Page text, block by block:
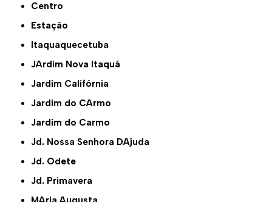
Centro
Estação
Itaquaquecetuba
JArdim Nova Itaquá
Jardim Califórnia
Jardim do CArmo
Jardim do Carmo
Jd. Nossa Senhora DAjuda
Jd. Odete
Jd. Primavera